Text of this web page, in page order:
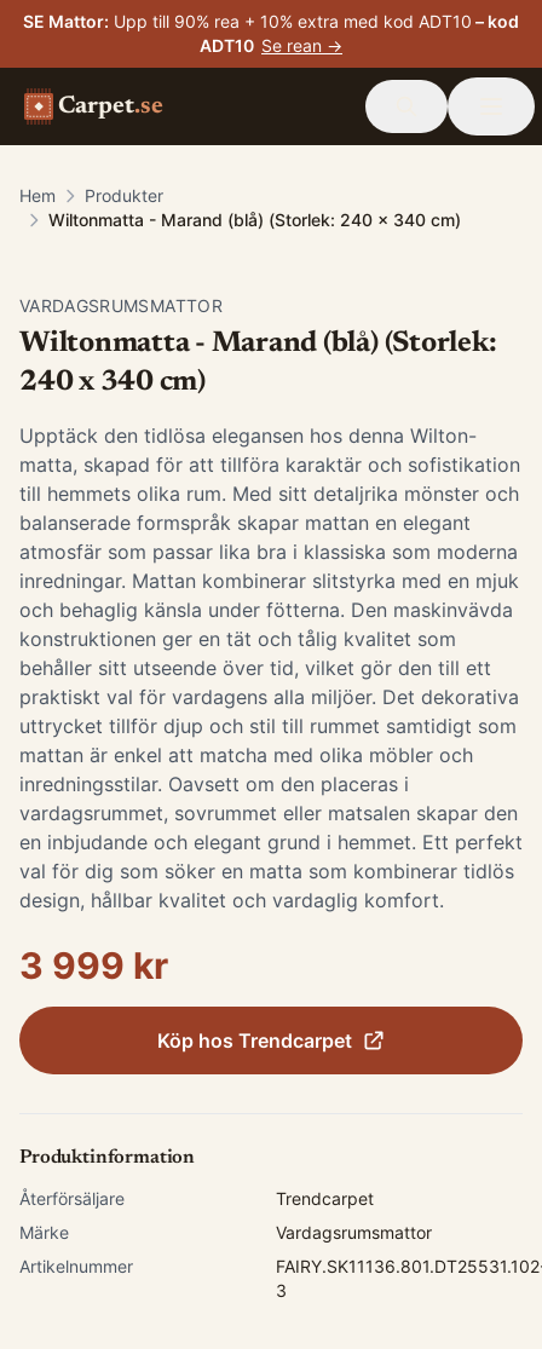
SE Mattor: Upp till 90% rea + 10% extra med kod ADT10 – kod
ADT10 Se rean →
Carpet.se
Hem
Produkter
Wiltonmatta - Marand (blå) (Storlek: 240 x 340 cm)
VARDAGSRUMSMATTOR
Wiltonmatta - Marand (blå) (Storlek:
240 x 340 cm)
Upptäck den tidlösa elegansen hos denna Wilton-
matta, skapad för att tillföra karaktär och sofistikation
till hemmets olika rum. Med sitt detaljrika mönster och
balanserade formspråk skapar mattan en elegant
atmosfär som passar lika bra i klassiska som moderna
inredningar. Mattan kombinerar slitstyrka med en mjuk
och behaglig känsla under fötterna. Den maskinvävda
konstruktionen ger en tät och tålig kvalitet som
behåller sitt utseende över tid, vilket gör den till ett
praktiskt val för vardagens alla miljöer. Det dekorativa
uttrycket tillför djup och stil till rummet samtidigt som
mattan är enkel att matcha med olika möbler och
inredningsstilar. Oavsett om den placeras i
vardagsrummet, sovrummet eller matsalen skapar den
en inbjudande och elegant grund i hemmet. Ett perfekt
val för dig som söker en matta som kombinerar tidlös
design, hållbar kvalitet och vardaglig komfort.
3 999 kr
Köp hos Trendcarpet
Produktinformation
Återförsäljare
Trendcarpet
Märke
Vardagsrumsmattor
Artikelnummer
3